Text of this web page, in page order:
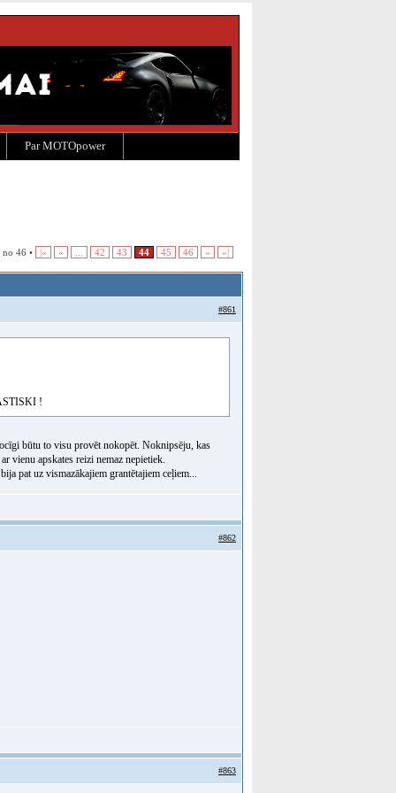
Par MOTOpower
46 • |« « 42 43 44 45 46 » »|
#861
!
būtu to visu provēt nokopēt. Noknipsēju, kas
vienu apskates reizi nemaz nepietiek.
pat uz vismazākajiem grantētajiem ceļiem...
#862
#863